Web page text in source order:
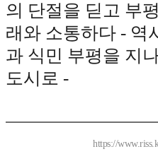
의 단절을 딛고 부
래와 소통하다 - 역
과 식민 부평을 지
도시로 -
https://